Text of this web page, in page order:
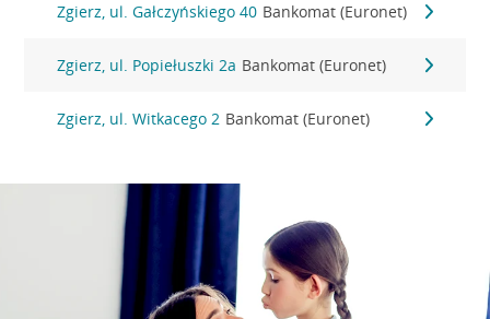
Zgierz, ul. Gałczyńskiego 40 Bankomat (Euronet)
Zgierz, ul. Popiełuszki 2a Bankomat (Euronet)
Zgierz, ul. Witkacego 2 Bankomat (Euronet)